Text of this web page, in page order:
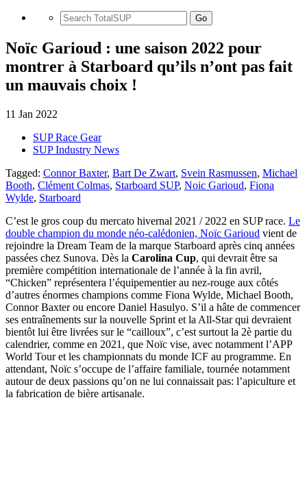
Go
Noïc Garioud : une saison 2022 pour
montrer à Starboard qu’ils n’ont pas fait
un mauvais choix !
11 Jan 2022
SUP Race Gear
SUP Industry News
Tagged: Connor Baxter, Bart De Zwart, Svein Rasmussen, Michael
Booth, Clément Colmas, Starboard SUP, Noic Garioud, Fiona
Wylde, Starboard
C’est le gros coup du mercato hivernal 2021 / 2022 en SUP race. Le
double champion du monde néo-calédonien, Noïc Garioud vient de
rejoindre la Dream Team de la marque Starboard après cinq années
passées chez Sunova. Dès la Carolina Cup, qui devrait être sa
première compétition internationale de l’année à la fin avril,
“Chicken” représentera l’équipementier au nez-rouge aux côtés
d’autres énormes champions comme Fiona Wylde, Michael Booth,
Connor Baxter ou encore Daniel Hasulyo. S’il a hâte de commencer
ses entraînements sur la nouvelle Sprint et la All-Star qui devraient
bientôt lui être livrées sur le “cailloux”, c’est surtout la 2è partie du
calendrier, comme en 2021, que Noïc vise, avec notamment l’APP
World Tour et les championnats du monde ICF au programme. En
attendant, Noïc s’occupe de l’affaire familiale, tournée notamment
autour de deux passions qu’on ne lui connaissait pas: l’apiculture et
la fabrication de bière artisanale.